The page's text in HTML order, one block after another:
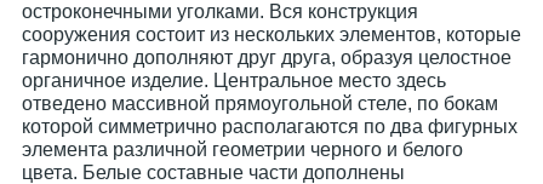
остроконечными уголками. Вся конструкция
сооружения состоит из нескольких элементов, которые
гармонично дополняют друг друга, образуя целостное
органичное изделие. Центральное место здесь
отведено массивной прямоугольной стеле, по бокам
которой симметрично располагаются по два фигурных
элемента различной геометрии черного и белого
цвета. Белые составные части дополнены